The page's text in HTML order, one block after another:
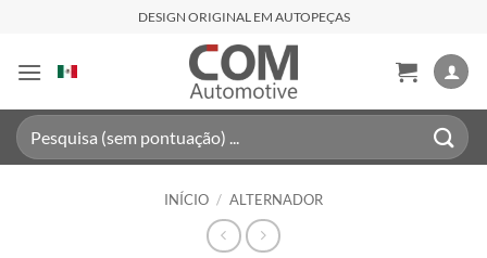
content
DESIGN ORIGINAL EM AUTOPEÇAS
Pesquisar
por:
INÍCIO / ALTERNADOR